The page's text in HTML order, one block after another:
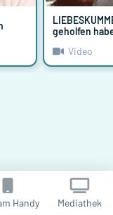
geholfen
Video
Handy Mediathek